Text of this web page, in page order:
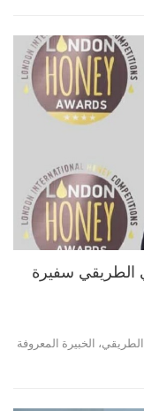
الطريقي سفيرة
الخبيرة المعروفة